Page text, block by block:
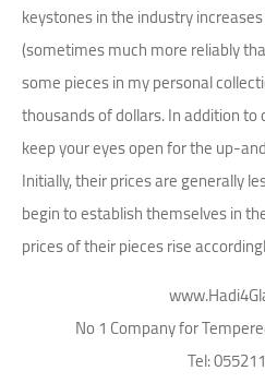
keystones in the industry
(sometimes much more reliably
some pieces in my personal
thousands of dollars. In addition
keep your eyes open for the up-
Initially, their prices are generally
begin to establish themselves in
prices of their pieces rise
No 1 Company for
Tel: